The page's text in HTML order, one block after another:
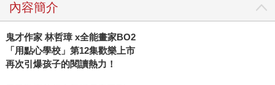
內容簡介
鬼才作家 林哲璋 x全能畫家BO2
「用點心學校」第12集歡樂上市
再次引爆孩子的閱讀熱力！